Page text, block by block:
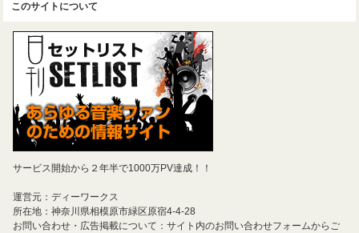
このサイトについて
サービス開始から２年半で1000万PV達成！！
運営元：ディーワークス
所在地：神奈川県相模原市緑区原宿4-4-28
お問い合わせ・広告掲載について：サイト内のお問い合わせフォームからご